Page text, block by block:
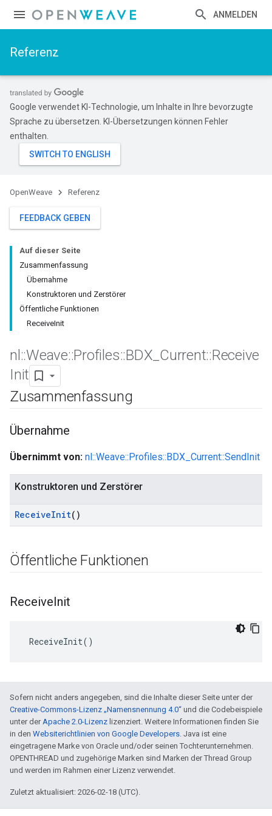
ANMELDEN
Referenz
Google verwendet KI-Technologie, um Inhalte in Ihre bevorzugte
Sprache zu übersetzen. KI-Übersetzungen können Fehler
enthalten.
OpenWeave Referenz
FEEDBACK GEBEN
Auf dieser Seite
Zusammenfassung
Übernahme
Konstruktoren und Zerstörer
Öffentliche Funktionen
ReceiveInit
nl ::Weave::Profiles::BDX Current::Receive
Init
Zusammenfassung
Übernahme
Übernimmt von: nl::Weave::Profiles::BDX_Current::SendInit
Konstruktoren und Zerstörer
ReceiveInit()
Öffentliche Funktionen
ReceiveInit
ReceiveInit()
Sofern nicht anders angegeben, sind die Inhalte dieser Seite unter der
Creative-Commons-Lizenz „Namensnennung 4.0“ und die Codebeispiele
unter derApache 2.0-Lizenz lizenziert. Weitere Informationen finden Sie
in den Websiterichtlinien von Google Developers. Java ist eine
eingetragene Marke von Oracle und/oder seinen Tochterunternehmen.
OPENTHREAD und zugehörige Marken sind Marken der Thread Group
und werden im Rahmen einer Lizenz verwendet.
Zuletzt aktualisiert: 2026-02-18 (UTC).